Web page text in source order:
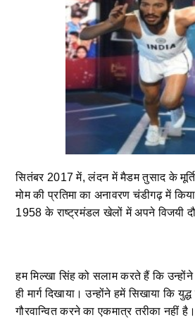
सितंबर 2017 में, लंदन में मैडम तुसाद के
मोम की प्रतिमा का अनावरण चंडीगढ़ में
1958 के राष्ट्रमंडल खेलों में अपने विजयी
हम मिल्खा सिंह को सलाम करते हैं कि
ही मार्ग दिखाया। उन्होंने हमें सिखाया कि
गौरवान्वित करने का एकमात्र तरीका नहीं